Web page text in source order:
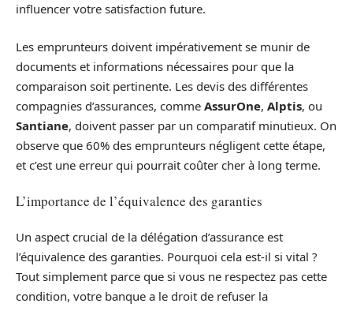
influencer votre satisfaction future.
Les emprunteurs doivent impérativement se munir de
documents et informations nécessaires pour que la
comparaison soit pertinente. Les devis des différentes
compagnies d’assurances, comme AssurOne, Alptis, ou
Santiane, doivent passer par un comparatif minutieux. On
observe que 60% des emprunteurs négligent cette étape,
et c’est une erreur qui pourrait coûter cher à long terme.
L’importance de l’équivalence des garanties
Un aspect crucial de la délégation d’assurance est
l’équivalence des garanties. Pourquoi cela est-il si vital ?
Tout simplement parce que si vous ne respectez pas cette
condition, votre banque a le droit de refuser la